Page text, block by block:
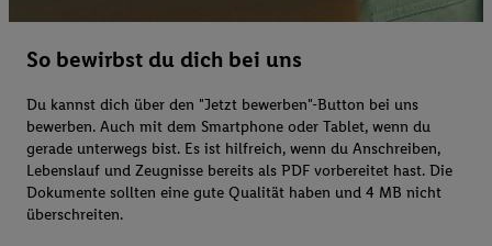
So bewirbst du dich bei uns
Du kannst dich über den "Jetzt bewerben"-Button bei uns
bewerben. Auch mit dem Smartphone oder Tablet, wenn du
gerade unterwegs bist. Es ist hilfreich, wenn du Anschreiben,
Lebenslauf und Zeugnisse bereits als PDF vorbereitet hast. Die
Dokumente sollten eine gute Qualität haben und 4 MB nicht
überschreiten.